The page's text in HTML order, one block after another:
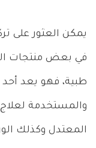
يمكن العثور على
في بعض منتجات
طبية، فهو يعد
والمستخدمة
المعتدل وكذلك